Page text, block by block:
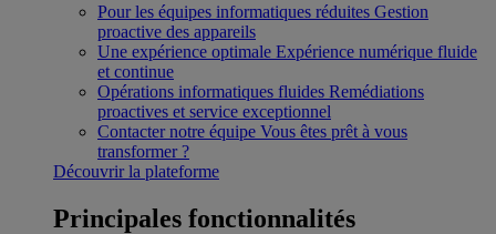
Pour les équipes informatiques réduites Gestion
proactive des appareils
Une expérience optimale Expérience numérique fluide
et continue
Opérations informatiques fluides Remédiations
proactives et service exceptionnel
Contacter notre équipe Vous êtes prêt à vous
transformer ?
Découvrir la plateforme
Principales fonctionnalités